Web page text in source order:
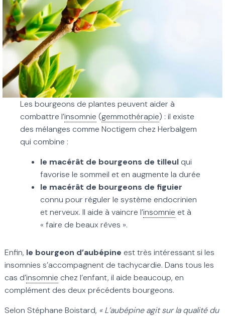
Les bourgeons de plantes peuvent aider à
combattre l’insomnie (gemmothérapie) : il existe
des mélanges comme Noctigem chez Herbalgem
qui combine :
le macérât de bourgeons de tilleul qui
favorise le sommeil et en augmente la durée
le macérât de bourgeons de figuier
connu pour réguler le système endocrinien
et nerveux. Il aide à vaincre l’insomnie et à
« faire de beaux rêves ».
Enfin, le bourgeon d’aubépine est très intéressant si les
insomnies s’accompagnent de tachycardie. Dans tous les
cas d’insomnie chez l’enfant, il aide beaucoup, en
complément des deux précédents bourgeons.
Selon Stéphane Boistard, « L’aubépine agit sur la qualité du